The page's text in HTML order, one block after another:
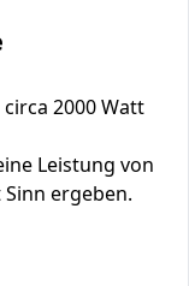
2000 Watt
Leistung von
ergeben.